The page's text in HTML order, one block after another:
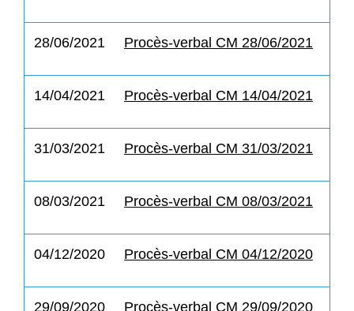
28/06/2021 Procès-verbal CM 28/06/2021
14/04/2021 Procès-verbal CM 14/04/2021
31/03/2021 Procès-verbal CM 31/03/2021
08/03/2021 Procès-verbal CM 08/03/2021
04/12/2020 Procès-verbal CM 04/12/2020
29/09/2020 Procès-verbal CM 29/09/2020